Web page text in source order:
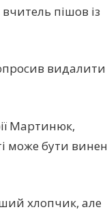
пішов із
видалити
Мартинюк,
може бути винен
хлопчик, але